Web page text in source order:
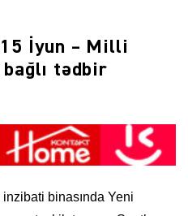
İyun – Milli
tədbir
inzibati binasında Yeni